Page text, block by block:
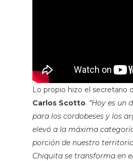
Lo propio hizo el secretario
Carlos Scotto. “Hoy es un
para los cordobeses y los
elevó a la máxima
porción de nuestro
Chiquita se transforma en